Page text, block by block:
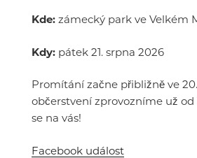
Kde: zámecký park ve Velkém
Kdy: pátek 21. srpna 2026
Promítání začne přibližně ve
občerstvení zprovozníme už od
se na vás!
Facebook událost